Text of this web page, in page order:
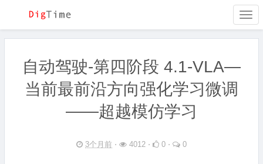
自动驾驶-第四阶段 4.1-VLA—
当前最前沿方向强化学习微调
——超越模仿学习
3个月前 ⋅ 4012 ⋅ 0 ⋅ 0